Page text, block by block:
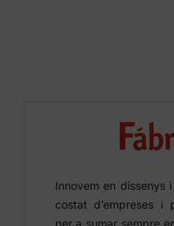
Innovem en dissenys
costat d’empreses i